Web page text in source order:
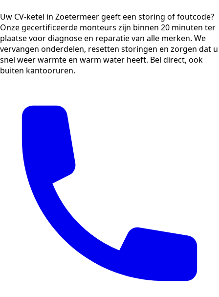
Uw CV-ketel in Zoetermeer geeft een storing of foutcode?
Onze gecertificeerde monteurs zijn binnen 20 minuten ter
plaatse voor diagnose en reparatie van alle merken. We
vervangen onderdelen, resetten storingen en zorgen dat u
snel weer warmte en warm water heeft. Bel direct, ook
buiten kantooruren.